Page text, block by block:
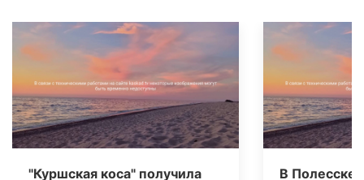
"Куршская коса" получила
В Полесске